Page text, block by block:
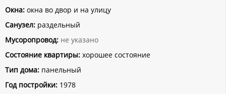
Окна: окна во двор и на улицу
Санузел: раздельный
Мусоропровод: не указано
Состояние квартиры: хорошее состояние
Тип дома: панельный
Год постройки: 1978